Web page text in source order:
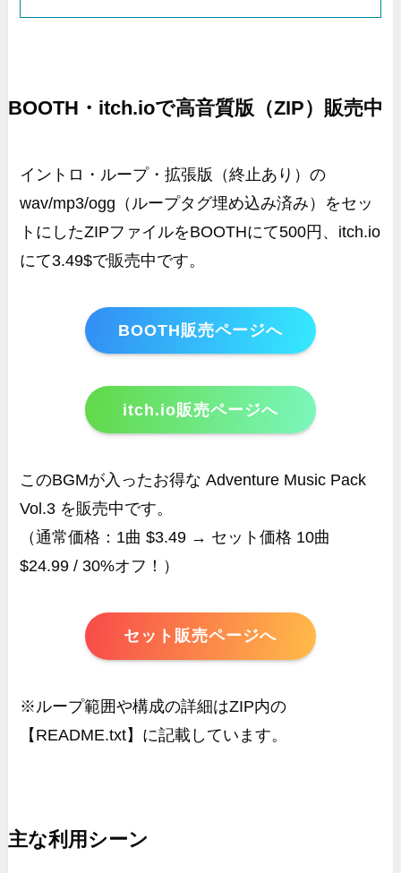
BOOTH・itch.ioで高音質版（ZIP）販売中
イントロ・ループ・拡張版（終止あり）の
wav/mp3/ogg（ループタグ埋め込み済み）をセッ
トにしたZIPファイルをBOOTHにて500円、itch.io
にて3.49$で販売中です。
BOOTH販売ページへ
itch.io販売ページへ
このBGMが入ったお得な Adventure Music Pack
Vol.3 を販売中です。
（通常価格：1曲 $3.49 → セット価格 10曲
$24.99 / 30%オフ！）
セット販売ページへ
※ループ範囲や構成の詳細はZIP内の
【README.txt】に記載しています。
主な利用シーン